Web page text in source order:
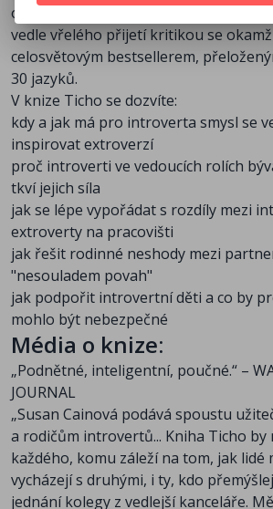
osobního počítače. Knížka vyšla
vedle vřelého přijetí kritikou se
celosvětovým bestsellerem,
30 jazyků.
V knize Ticho se dozvíte:
kdy a jak má pro introverta smysl se
inspirovat extroverzí
proč introverti ve vedoucích rolích
tkví jejich síla
jak se lépe vypořádat s rozdíly mezi
extroverty na pracovišti
jak řešit rodinné neshody mezi
"nesouladem povah"
jak podpořit introvertní děti a co by
mohlo být nebezpečné
Média o knize:
„Podnětné, inteligentní, poučné.“ –
JOURNAL
„Susan Cainová podává spoustu
a rodičům introvertů... Kniha Ticho by
každého, komu záleží na tom, jak lidé
vycházejí s druhými, i ty, kdo
jednání kolegy z vedlejší kanceláře.